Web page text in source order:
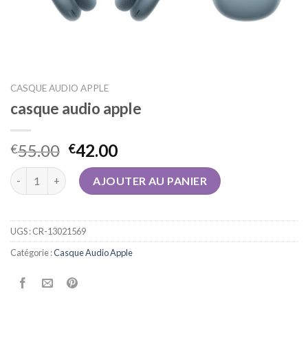
CASQUE AUDIO APPLE
casque audio apple
€55.00 €42.00
quantité de casque audio appleAJOUTER AU PANIER
UGS :CR-13021569
Catégorie :Casque Audio Apple